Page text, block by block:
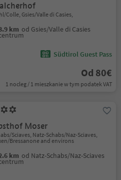
Colle, Gsies/Valle di Casies,
km od Gsies/Valle di Casies
Südtirol Guest Pass
Od 80€
1 nocleg / 1 mieszkanie w tym podatek VAT
Moser
Sciaves, Natz-Schabs/Naz-Sciaves,
Bressanone and environs
km od Natz-Schabs/Naz-Sciaves